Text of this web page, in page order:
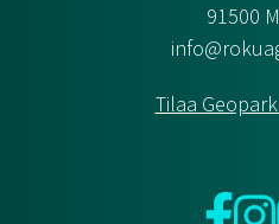
91500
Tilaa